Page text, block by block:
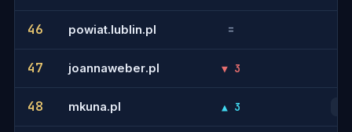
46 powiat.lublin.pl =
47 joannaweber.pl ▼ 3
48 mkuna.pl ▲ 3